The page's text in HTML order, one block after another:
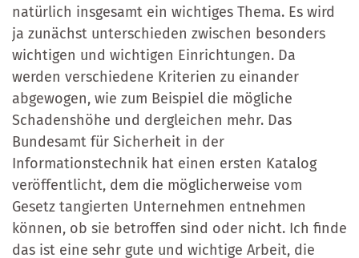
natürlich insgesamt ein wichtiges Thema. Es wird
ja zunächst unterschieden zwischen besonders
wichtigen und wichtigen Einrichtungen. Da
werden verschiedene Kriterien zu einander
abgewogen, wie zum Beispiel die mögliche
Schadenshöhe und dergleichen mehr. Das
Bundesamt für Sicherheit in der
Informationstechnik hat einen ersten Katalog
veröffentlicht, dem die möglicherweise vom
Gesetz tangierten Unternehmen entnehmen
können, ob sie betroffen sind oder nicht. Ich finde
das ist eine sehr gute und wichtige Arbeit, die